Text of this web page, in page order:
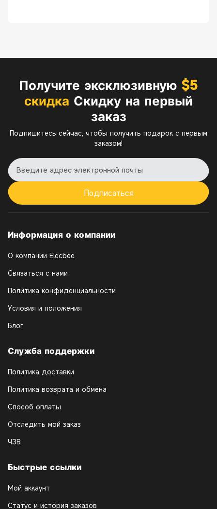
Получите эксклюзивную $5
скидка Скидку на первый
заказ
Подпишитесь сейчас, чтобы получить подарок с первым
заказом!
Подписаться
Информация о компании
О компании Elecbee
Связаться с нами
Политика конфиденциальности
Условия и положения
Блог
Служба поддержки
Политика доставки
Политика возврата и обмена
Способ оплаты
Отследить мой заказ
ЧЗВ
Быстрые ссылки
Мой аккаунт
Статус и история заказов